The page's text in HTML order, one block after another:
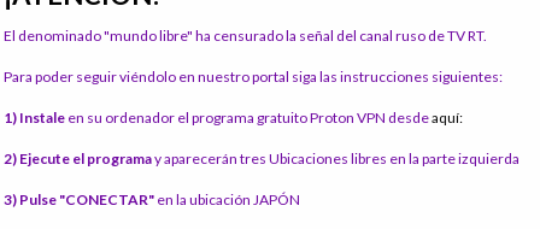
El denominado "mundo libre" ha censurado la señal del canal ruso de TV RT.
Para poder seguir viéndolo en nuestro portal siga las instrucciones siguientes:
1) Instale en su ordenador el programa gratuito Proton VPN desdeaquí:
2) Ejecute el programay aparecerán tres Ubicaciones libres en la parte izquierda
3) Pulse "CONECTAR" en la ubicación JAPÓN